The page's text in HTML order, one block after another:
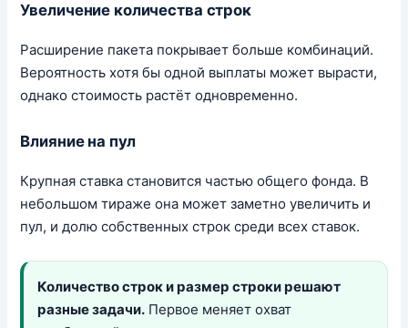
Увеличение количества строк
Расширение пакета покрывает больше комбинаций.
Вероятность хотя бы одной выплаты может вырасти,
однако стоимость растёт одновременно.
Влияние на пул
Крупная ставка становится частью общего фонда. В
небольшом тираже она может заметно увеличить и
пул, и долю собственных строк среди всех ставок.
Количество строк и размер строки решают
разные задачи. Первое меняет охват